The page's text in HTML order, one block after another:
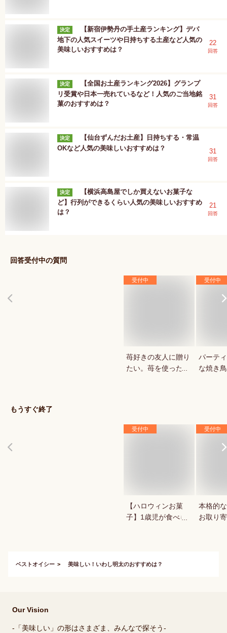
決定
【新宿伊勢丹の手土産ランキング】デパ
地下の人気スイーツや日持ちする土産など人気の
美味しいおすすめは？
22
回答
決定
【全国お土産ランキング2026】グランプ
リ受賞や日本一売れているなど！人気のご当地銘
菓のおすすめは？
31
回答
決定
【仙台ずんだお土産】日持ちする・常温
OKなど人気の美味しいおすすめは？
31
回答
決定
【横浜高島屋でしか買えないお菓子な
ど】行列ができるくらい人気の美味しいおすすめ
は？
21
回答
回答受付中の質問
受付中
苺好きの友人に贈り
たい。苺を使ったお
受付中
パーテ
な焼き
もうすぐ終了
受付中
【ハロウィンお菓
子】1歳児が食べら
受付中
本格的
お取り
ベストオイシー 美味しい！いわし明太のおすすめは？
Our Vision
-「美味しい」の形はさまざま、みんなで探そう-